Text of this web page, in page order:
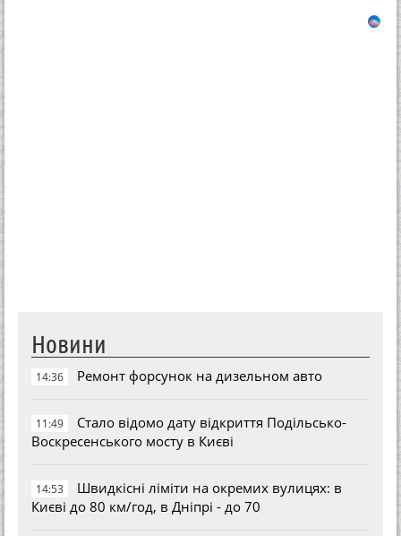
Новини
14:36 Ремонт форсунок на дизельном авто
11:49
Стало відомо дату відкриття Подільсько-
Воскресенського мосту в Києві
14:53
Швидкісні ліміти на окремих вулицях: в
Києві до 80 км/год, в Дніпрі - до 70